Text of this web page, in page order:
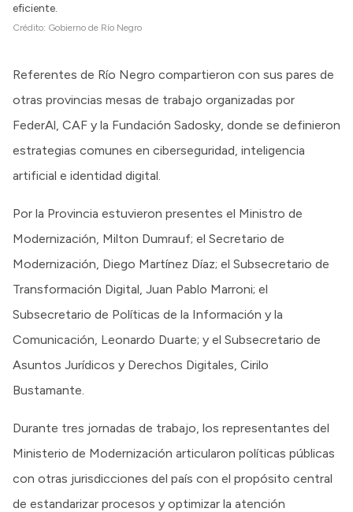
eficiente.
Crédito: Gobierno de Río Negro
Referentes de Río Negro compartieron con sus pares de
otras provincias mesas de trabajo organizadas por
FederAl, CAF y la Fundación Sadosky, donde se definieron
estrategias comunes en ciberseguridad, inteligencia
artificial e identidad digital.
Por la Provincia estuvieron presentes el Ministro de
Modernización, Milton Dumrauf; el Secretario de
Modernización, Diego Martínez Díaz; el Subsecretario de
Transformación Digital, Juan Pablo Marroni; el
Subsecretario de Políticas de la Información y la
Comunicación, Leonardo Duarte; y el Subsecretario de
Asuntos Jurídicos y Derechos Digitales, Cirilo
Bustamante.
Durante tres jornadas de trabajo, los representantes del
Ministerio de Modernización articularon políticas públicas
con otras jurisdicciones del país con el propósito central
de estandarizar procesos y optimizar la atención